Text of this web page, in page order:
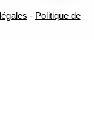
- Politique de